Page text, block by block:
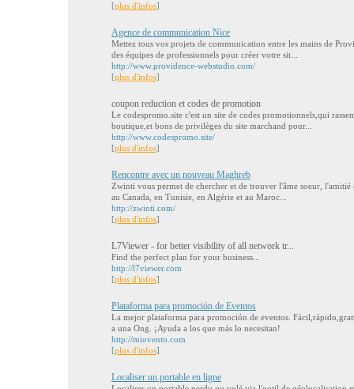
[plus d'infos]
Agence de communication Nice
Mettez tous vos projets de communication entre les mains de
des équipes de professionnels pour créer votre sit...
http://www.providence-webstudio.com/
[plus d'infos]
coupon reduction et codes de promotion
Le codespromo.site c'est un site de codes promotionnels,qui
boutique,et bons de privilèges du site marchand pour...
http://www.codespromo.site/
[plus d'infos]
Rencontre avec un nouveau Maghreb
Zwinti vous permet de chercher et de trouver l'âme soeur,
au Canada, en Tunisie, en Algérie et au Maroc...
http://zwinti.com/
[plus d'infos]
L7Viewer - for better visibility of all network tr...
Find the perfect plan for your business...
http://l7viewer.com
[plus d'infos]
Plataforma para promoción de Eventos
La mejor plataforma para promoción de eventos.
a una Ong. ¡Ayuda a los que más lo necesitan!
http://miovento.com
[plus d'infos]
Localiser un portable en ligne